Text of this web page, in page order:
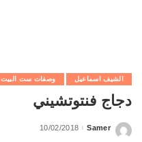
الشيف اسماعيل وصفات ست البيت
دجاج فنتوتشيني
Posted
Samer
10/02/2018